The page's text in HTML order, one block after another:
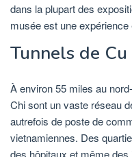
dans la plupart des
musée est une
Tunnels de Cu
À environ 55 miles au
Chi sont un vaste réseau
autrefois de poste de
vietnamiennes. Des
des hôpitaux et même